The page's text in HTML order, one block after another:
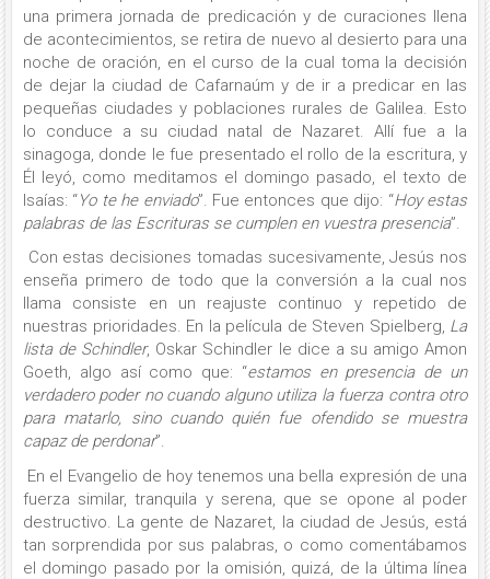
una primera jornada de predicación y de curaciones llena
de acontecimientos, se retira de nuevo al desierto para una
noche de oración, en el curso de la cual toma la decisión
de dejar la ciudad de Cafarnaúm y de ir a predicar en las
pequeñas ciudades y poblaciones rurales de Galilea. Esto
lo conduce a su ciudad natal de Nazaret. Allí fue a la
sinagoga, donde le fue presentado el rollo de la escritura, y
Él leyó, como meditamos el domingo pasado, el texto de
Isaías: “Yo te he enviado”. Fue entonces que dijo: “Hoy estas
palabras de las Escrituras se cumplen en vuestra presencia”.
Con estas decisiones tomadas sucesivamente, Jesús nos
enseña primero de todo que la conversión a la cual nos
llama consiste en un reajuste continuo y repetido de
nuestras prioridades. En la película de Steven Spielberg, La
lista de Schindler, Oskar Schindler le dice a su amigo Amon
Goeth, algo así como que: “estamos en presencia de un
verdadero poder no cuando alguno utiliza la fuerza contra otro
para matarlo, sino cuando quién fue ofendido se muestra
capaz de perdonar”.
En el Evangelio de hoy tenemos una bella expresión de una
fuerza similar, tranquila y serena, que se opone al poder
destructivo. La gente de Nazaret, la ciudad de Jesús, está
tan sorprendida por sus palabras, o como comentábamos
el domingo pasado por la omisión, quizá, de la última línea